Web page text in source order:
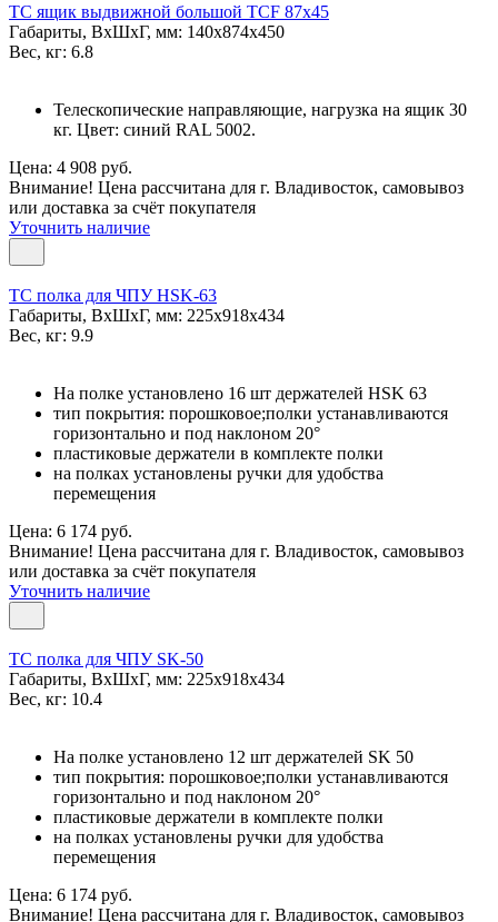
TC ящик выдвижной большой TCF 87x45
Габариты, ВxШxГ, мм: 140x874x450
Вес, кг: 6.8
Телескопические направляющие, нагрузка на ящик 30
кг. Цвет: синий RAL 5002.
Цена: 4 908 руб.
Внимание! Цена рассчитана для г. Владивосток, самовывоз
или доставка за счёт покупателя
Уточнить наличие
TC полка для ЧПУ HSK-63
Габариты, ВxШxГ, мм: 225x918x434
Вес, кг: 9.9
На полке установлено 16 шт держателей HSK 63
тип покрытия: порошковое;полки устанавливаются
горизонтально и под наклоном 20°
пластиковые держатели в комплекте полки
на полках установлены ручки для удобства
перемещения
Цена: 6 174 руб.
Внимание! Цена рассчитана для г. Владивосток, самовывоз
или доставка за счёт покупателя
Уточнить наличие
TC полка для ЧПУ SK-50
Габариты, ВxШxГ, мм: 225x918x434
Вес, кг: 10.4
На полке установлено 12 шт держателей SK 50
тип покрытия: порошковое;полки устанавливаются
горизонтально и под наклоном 20°
пластиковые держатели в комплекте полки
на полках установлены ручки для удобства
перемещения
Цена: 6 174 руб.
Внимание! Цена рассчитана для г. Владивосток, самовывоз